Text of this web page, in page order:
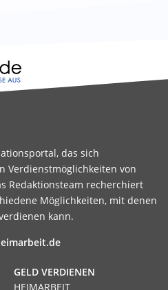
das sich
Verdienstmöglichkeiten von
Redaktionsteam recherchiert
Möglichkeiten, mit denen
kann.
GELD VERDIENEN
HEIMARBEIT